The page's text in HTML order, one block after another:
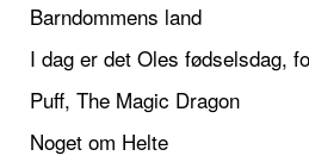
Barndommens land
I dag er det Oles fødselsdag,
Puff, The Magic Dragon
Noget om Helte